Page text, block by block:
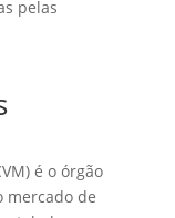
pelas
é o órgão
mercado de